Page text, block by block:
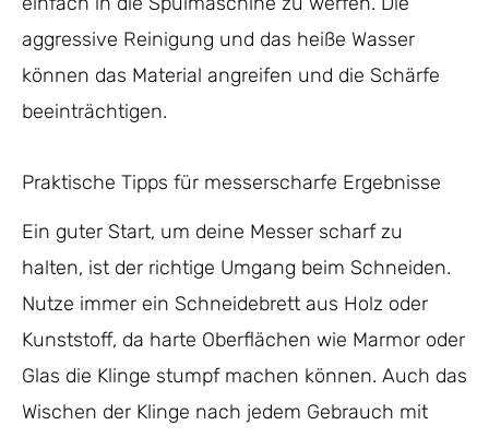
aggressive Reinigung und das heiße Wasser
können das Material angreifen und die Schärfe
beeinträchtigen.
Praktische Tipps für messerscharfe Ergebnisse
Ein guter Start, um deine Messer scharf zu
halten, ist der richtige Umgang beim Schneiden.
Nutze immer ein Schneidebrett aus Holz oder
Kunststoff, da harte Oberflächen wie Marmor oder
Glas die Klinge stumpf machen können. Auch das
Wischen der Klinge nach jedem Gebrauch mit